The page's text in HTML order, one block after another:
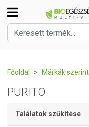
Főoldal Márkák szerint
PURITO
Találatok szűkítése